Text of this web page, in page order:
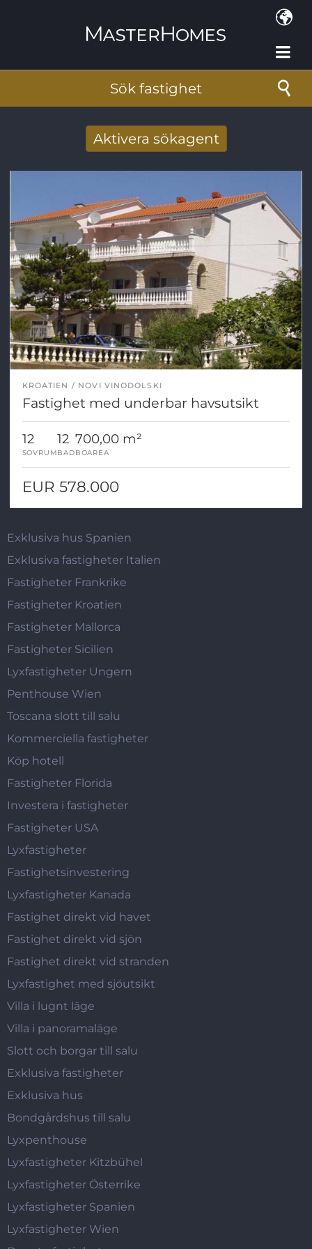
Sök fastighet
Aktivera sökagent
E-postadress
KROATIEN NOVI VINODOLSKI
Fastighet med underbar havsutsikt
12
SOVRUM
12
BAD
700,00 m²
BOAREA
EUR 578.000
Exklusiva hus Spanien
Exklusiva fastigheter Italien
Fastigheter Frankrike
Fastigheter Kroatien
Fastigheter Mallorca
Fastigheter Sicilien
Lyxfastigheter Ungern
Penthouse Wien
Toscana slott till salu
Kommerciella fastigheter
Köp hotell
Fastigheter Florida
Investera i fastigheter
Fastigheter USA
Lyxfastigheter
Fastighetsinvestering
Lyxfastigheter Kanada
Fastighet direkt vid havet
Fastighet direkt vid sjön
Fastighet direkt vid stranden
Lyxfastighet med sjöutsikt
Villa i lugnt läge
Villa i panoramaläge
Slott och borgar till salu
Exklusiva fastigheter
Exklusiva hus
Bondgårdshus till salu
Lyxpenthouse
Lyxfastigheter Kitzbühel
Lyxfastigheter Österrike
Lyxfastigheter Spanien
Lyxfastigheter Wien